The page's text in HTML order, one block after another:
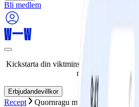
Bli medlem
Kickstarta din viktminskningsresa nu!
månaders
Erbjudandevillkor
Recept Quornragu med linspasta